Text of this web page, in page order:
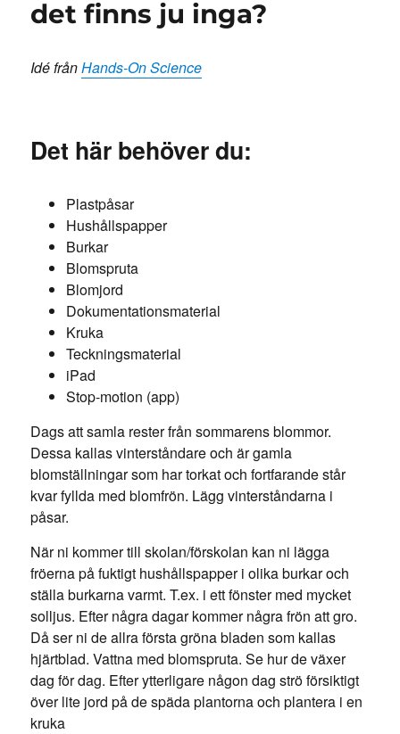
any?
det finns ju inga?
Idé frånHands-On Science
Det här behöver du:
Plastpåsar
Hushållspapper
Burkar
Blomspruta
Blomjord
Dokumentationsmaterial
Kruka
Teckningsmaterial
iPad
Stop-motion (app)
Dags att samla rester från sommarens blommor.
Dessa kallas vinterståndare och är gamla
blomställningar som har torkat och fortfarande står
kvar fyllda med blomfrön. Lägg vinterståndarna i
påsar.
När ni kommer till skolan/förskolan kan ni lägga
fröerna på fuktigt hushållspapper i olika burkar och
ställa burkarna varmt. T.ex. i ett fönster med mycket
solljus. Efter några dagar kommer några frön att gro.
Då ser ni de allra första gröna bladen som kallas
hjärtblad. Vattna med blomspruta. Se hur de växer
dag för dag. Efter ytterligare någon dag strö försiktigt
över lite jord på de späda plantorna och plantera i en
kruka